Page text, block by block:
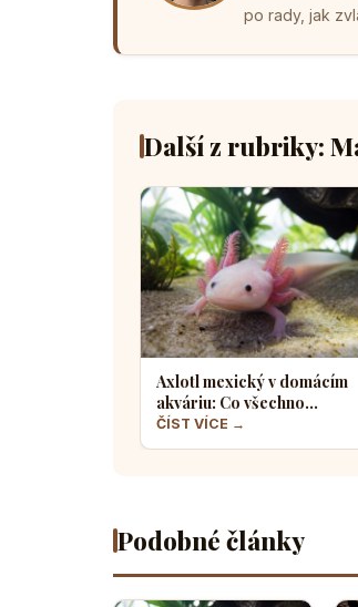
po rady, jak
Další z rubriky:
Axlotl mexický v domácím
akváriu: Co všechno
potřebuje tento fascinující
vodní dráček
ČÍST VÍCE →
Podobné články